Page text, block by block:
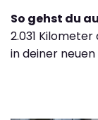
So gehst du
2.031
in deiner